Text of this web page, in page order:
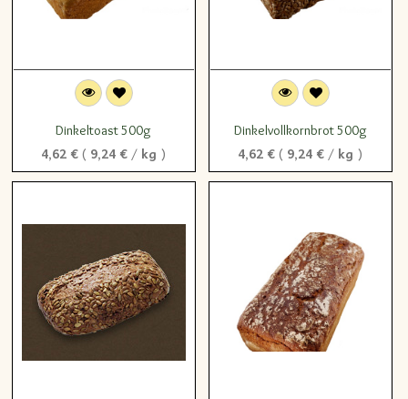
Dinkeltoast 500g
4,62 €( 9,24 € / kg )
Dinkelvollkornbrot 500g
4,62 €( 9,24 € / kg )